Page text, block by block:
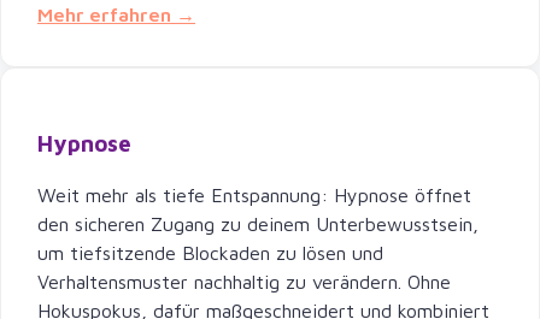
Mehr erfahren →
Hypnose
Weit mehr als tiefe Entspannung: Hypnose öffnet
den sicheren Zugang zu deinem Unterbewusstsein,
um tiefsitzende Blockaden zu lösen und
Verhaltensmuster nachhaltig zu verändern. Ohne
Hokuspokus, dafür maßgeschneidert und kombiniert